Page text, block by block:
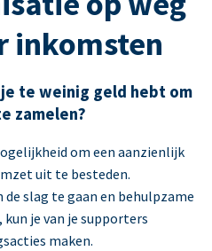
inkomsten
te weinig geld hebt om
zamelen?
om een aanzienlijk
uit te besteden.
slag te gaan en behulpzame
je van je supporters
maken.